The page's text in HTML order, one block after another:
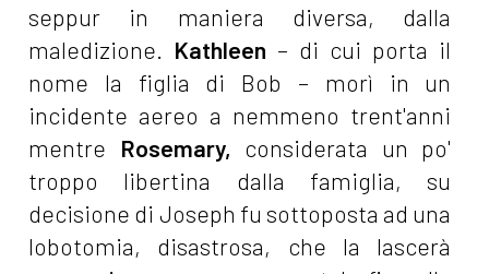
seppur in maniera diversa, dalla
maledizione. Kathleen – di cui porta il
nome la figlia di Bob – morì in un
incidente aereo a nemmeno trent'anni
mentre Rosemary, considerata un po'
troppo libertina dalla famiglia, su
decisione di Joseph fu sottoposta ad una
lobotomia, disastrosa, che la lascerà